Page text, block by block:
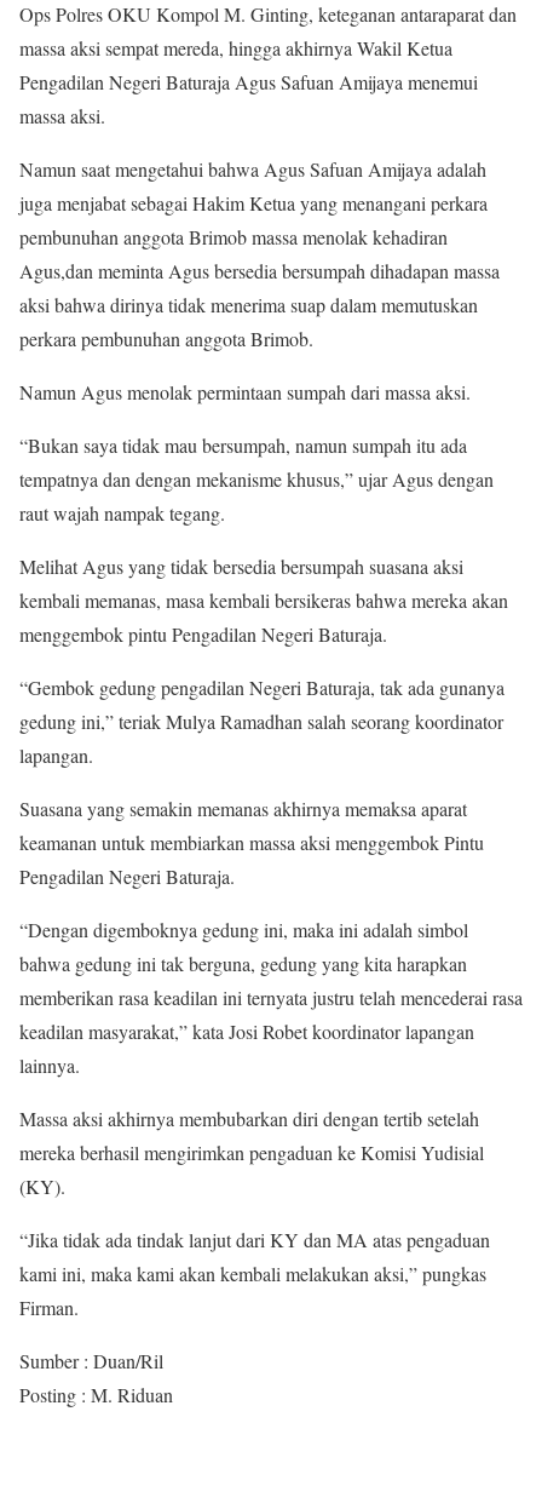
Ops Polres OKU Kompol M. Ginting, keteganan antaraparat dan
massa aksi sempat mereda, hingga akhirnya Wakil Ketua
Pengadilan Negeri Baturaja Agus Safuan Amijaya menemui
massa aksi.
Namun saat mengetahui bahwa Agus Safuan Amijaya adalah
juga menjabat sebagai Hakim Ketua yang menangani perkara
pembunuhan anggota Brimob massa menolak kehadiran
Agus,dan meminta Agus bersedia bersumpah dihadapan massa
aksi bahwa dirinya tidak menerima suap dalam memutuskan
perkara pembunuhan anggota Brimob.
Namun Agus menolak permintaan sumpah dari massa aksi.
“Bukan saya tidak mau bersumpah, namun sumpah itu ada
tempatnya dan dengan mekanisme khusus,” ujar Agus dengan
raut wajah nampak tegang.
Melihat Agus yang tidak bersedia bersumpah suasana aksi
kembali memanas, masa kembali bersikeras bahwa mereka akan
menggembok pintu Pengadilan Negeri Baturaja.
“Gembok gedung pengadilan Negeri Baturaja, tak ada gunanya
gedung ini,” teriak Mulya Ramadhan salah seorang koordinator
lapangan.
Suasana yang semakin memanas akhirnya memaksa aparat
keamanan untuk membiarkan massa aksi menggembok Pintu
Pengadilan Negeri Baturaja.
“Dengan digemboknya gedung ini, maka ini adalah simbol
bahwa gedung ini tak berguna, gedung yang kita harapkan
memberikan rasa keadilan ini ternyata justru telah mencederai rasa
keadilan masyarakat,” kata Josi Robet koordinator lapangan
lainnya.
Massa aksi akhirnya membubarkan diri dengan tertib setelah
mereka berhasil mengirimkan pengaduan ke Komisi Yudisial
(KY).
“Jika tidak ada tindak lanjut dari KY dan MA atas pengaduan
kami ini, maka kami akan kembali melakukan aksi,” pungkas
Firman.
Sumber : Duan/Ril
Posting : M. Riduan